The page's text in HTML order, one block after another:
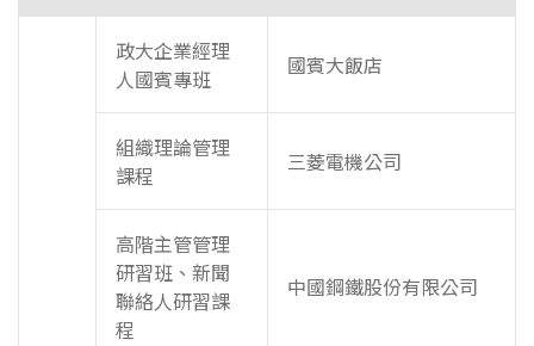
政大企業經理
人國賓專班
國賓大飯店
組織理論管理
課程
三菱電機公司
高階主管管理
研習班、新聞
聯絡人研習課
程
中國鋼鐵股份有限公司